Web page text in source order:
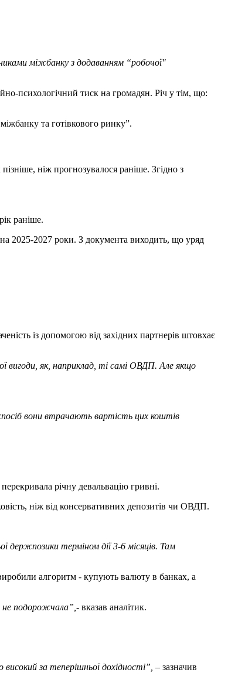
міжбанку з додаванням “робочої"
психологічний тиск на громадян. Річ у тім, що:
та готівкового ринку”.
ніж прогнозувалося раніше. Згідно з
раніше.
2025-2027 роки. З документа виходить, що уряд
із допомогою від західних партнерів штовхає
вигоди, як, наприклад, ті самі ОВДП. Але якщо
вони втрачають вартість цих коштів
річну девальвацію гривні.
ніж від консервативних депозитів чи ОВДП.
держпозики терміном дії 3-6 місяців. Там
алгоритм - купують валюту в банках, а
не подорожчала” - вказав аналітик.
за теперішньої дохідності”, – зазначив